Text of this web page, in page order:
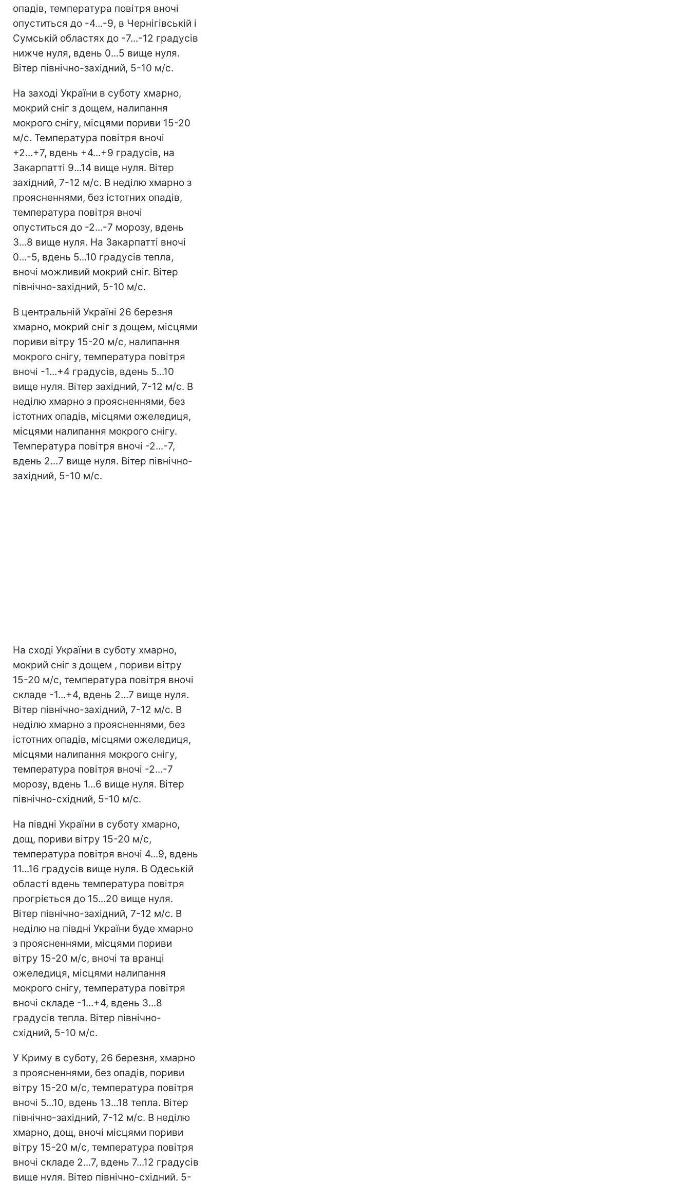
опадів, температура повітря вночі
опуститься до -4...-9, в Чернігівській і
Сумській областях до -7...-12 градусів
нижче нуля, вдень 0...5 вище нуля.
Вітер північно-західний, 5-10 м/с.
На заході України в суботу хмарно,
мокрий сніг з дощем, налипання
мокрого снігу, місцями пориви 15-20
м/с. Температура повітря вночі
+2...+7, вдень +4...+9 градусів, на
Закарпатті 9...14 вище нуля. Вітер
західний, 7-12 м/с. В неділю хмарно з
проясненнями, без істотних опадів,
температура повітря вночі
опуститься до -2...-7 морозу, вдень
3...8 вище нуля. На Закарпатті вночі
0...-5, вдень 5...10 градусів тепла,
вночі можливий мокрий сніг. Вітер
північно-західний, 5-10 м/с.
В центральній Україні 26 березня
хмарно, мокрий сніг з дощем, місцями
пориви вітру 15-20 м/с, налипання
мокрого снігу, температура повітря
вночі -1...+4 градусів, вдень 5...10
вище нуля. Вітер західний, 7-12 м/с. В
неділю хмарно з проясненнями, без
істотних опадів, місцями ожеледиця,
місцями налипання мокрого снігу.
Температура повітря вночі -2...-7,
вдень 2...7 вище нуля. Вітер північно-
західний, 5-10 м/с.
На сході України в суботу хмарно,
мокрий сніг з дощем , пориви вітру
15-20 м/с, температура повітря вночі
складе -1...+4, вдень 2...7 вище нуля.
Вітер північно-західний, 7-12 м/с. В
неділю хмарно з проясненнями, без
істотних опадів, місцями ожеледиця,
місцями налипання мокрого снігу,
температура повітря вночі -2...-7
морозу, вдень 1...6 вище нуля. Вітер
північно-східний, 5-10 м/с.
На півдні України в суботу хмарно,
дощ, пориви вітру 15-20 м/с,
температура повітря вночі 4...9, вдень
11...16 градусів вище нуля. В Одеській
області вдень температура повітря
прогріється до 15...20 вище нуля.
Вітер північно-західний, 7-12 м/с. В
неділю на півдні України буде хмарно
з проясненнями, місцями пориви
вітру 15-20 м/с, вночі та вранці
ожеледиця, місцями налипання
мокрого снігу, температура повітря
вночі складе -1...+4, вдень 3...8
градусів тепла. Вітер північно-
східний, 5-10 м/с.
У Криму в суботу, 26 березня, хмарно
з проясненнями, без опадів, пориви
вітру 15-20 м/с, температура повітря
вночі 5...10, вдень 13...18 тепла. Вітер
північно-західний, 7-12 м/с. В неділю
хмарно, дощ, вночі місцями пориви
вітру 15-20 м/с, температура повітря
вночі складе 2...7, вдень 7...12 градусів
вище нуля. Вітер північно-східний, 5-